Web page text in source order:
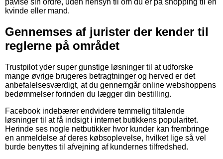
kvinde eller mand.
Gennemses af jurister der kender til
reglerne på området
Trustpilot yder super gunstige løsninger til at udforske
mange øvrige brugeres betragtninger og herved er det
anbefalelsesværdigt, at du gennemgår online webshoppens
bedømmelser forinden du lægger din bestilling.
Facebook indebærer endvidere temmelig tiltalende
løsninger til at få indsigt i internet butikkens popularitet.
Herinde ses nogle netbutikker hvor kunder kan frembringe
en anmeldelse af deres købsoplevelse, hvilket lige så vel
burde benyttes til afvejning af kundernes tilfredshed.